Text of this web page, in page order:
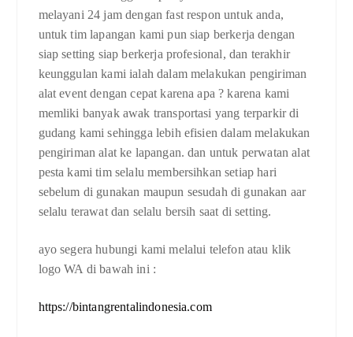
melayani 24 jam dengan fast respon untuk anda,
untuk tim lapangan kami pun siap berkerja dengan
siap setting siap berkerja profesional, dan terakhir
keunggulan kami ialah dalam melakukan pengiriman
alat event dengan cepat karena apa ? karena kami
memliki banyak awak transportasi yang terparkir di
gudang kami sehingga lebih efisien dalam melakukan
pengiriman alat ke lapangan. dan untuk perwatan alat
pesta kami tim selalu membersihkan setiap hari
sebelum di gunakan maupun sesudah di gunakan aar
selalu terawat dan selalu bersih saat di setting.
ayo segera hubungi kami melalui telefon atau klik
logo WA di bawah ini :
https://bintangrentalindonesia.com